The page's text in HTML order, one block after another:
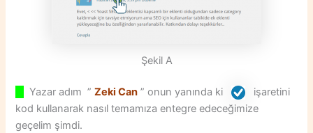
Şekil A
Yazar adım ”Zeki Can ” onun yanında ki
işaretini
kod kullanarak nasıl temamıza entegre edeceğimize
geçelim şimdi.